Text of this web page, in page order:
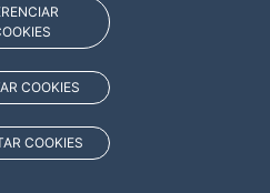
COOKIES
COOKIES